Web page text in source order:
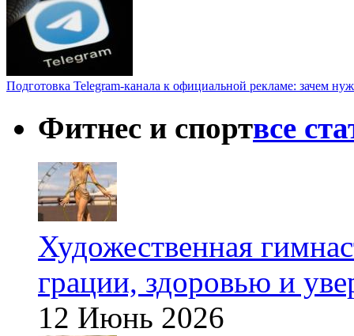
Подготовка Telegram-канала к официальной рекламе: зачем
Фитнес и спортвсе
Художественная
грации, здоровью и
12 Июнь 2026